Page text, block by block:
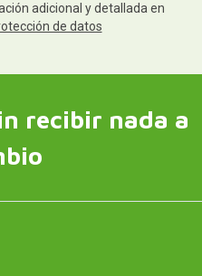
adicional y detallada en
de datos
recibir nada a